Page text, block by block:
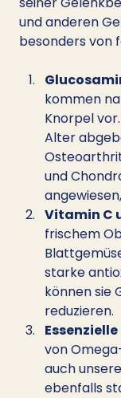
und anderen
besonders von
kommen
Knorpel
Alter
und
Vitamin C
frischem
starke
können sie
reduzieren.
von
auch
ebenfalls